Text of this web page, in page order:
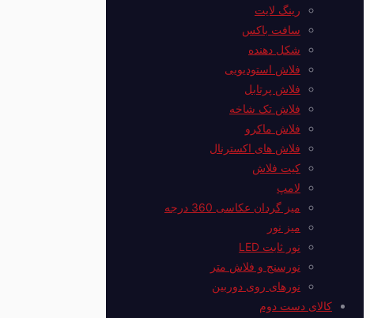
رینگ لایت
سافت باکس
شکل دهنده
فلاش استودیویی
فلاش پرتابل
فلاش‌ تک شاخه
فلاش ماکرو
فلاش های اکسترنال
کیت فلاش
لامپ
میز گردان عکاسی 360 درجه
میز نور
نور ثابت LED
نورسنج و فلاش متر
نورهای روی دوربین
کالای دست دوم